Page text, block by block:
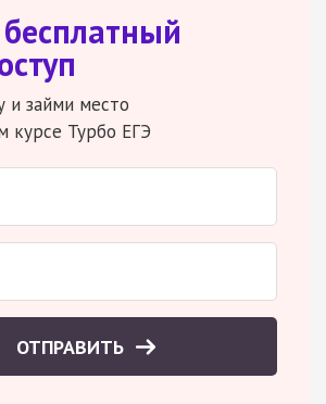
и займи место
курсе Турбо ЕГЭ
ОТПРАВИТЬ